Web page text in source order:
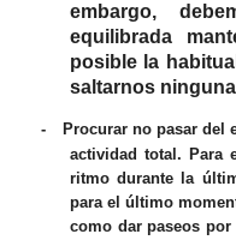
embargo,
equilibrada
posible la
saltarnos
-
Procurar no pasar del
actividad total. Para
ritmo durante la
para el último
como dar paseos